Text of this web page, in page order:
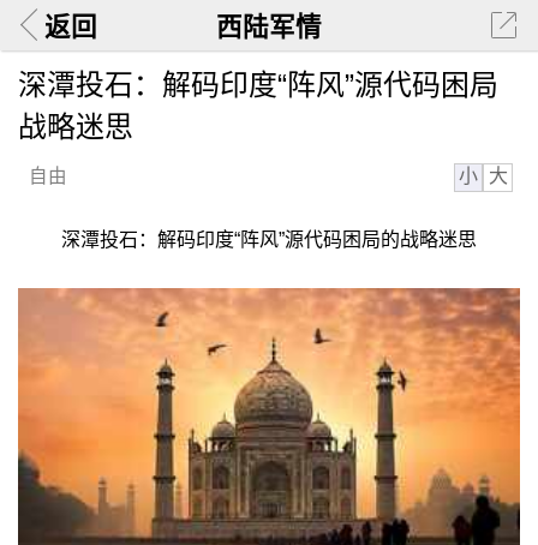
返回 西陆军情
深潭投石：解码印度“阵风”源代码困局
战略迷思
自由 小 大
深潭投石：解码印度“阵风”源代码困局的战略迷思